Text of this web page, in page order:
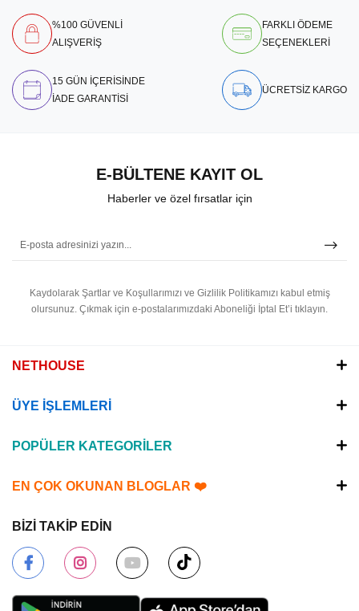
%100 GÜVENLİ
ALIŞVERİŞ
FARKLI ÖDEME
SEÇENEKLERİ
15 GÜN İÇERİSİNDE
İADE GARANTİSİ
ÜCRETSİZ KARGO
E-BÜLTENE KAYIT OL
Haberler ve özel fırsatlar için
Kaydolarak Şartlar ve Koşullarımızı ve Gizlilik Politikamızı kabul etmiş
olursunuz. Çıkmak için e-postalarımızdaki Aboneliği İptal Et’i tıklayın.
NETHOUSE
ÜYE İŞLEMLERİ
POPÜLER KATEGORİLER
EN ÇOK OKUNAN BLOGLAR ❤️
BİZİ TAKİP EDİN